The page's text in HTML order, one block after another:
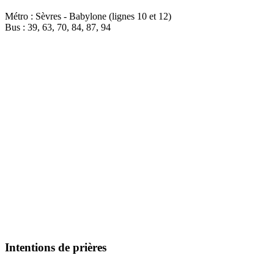
Métro : Sèvres - Babylone (lignes 10 et 12)
Bus : 39, 63, 70, 84, 87, 94
Intentions de prières